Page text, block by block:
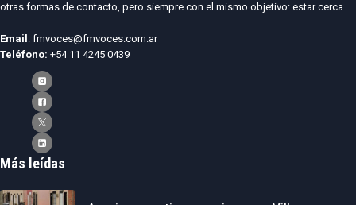
otras formas de contacto, pero siempre con el mismo objetivo: estar cerca.
Email : fmvoces@fmvoces.com.ar
Teléfono: +54 11 4245 0439
Más leídas